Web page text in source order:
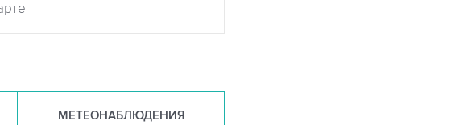
МЕТЕОНАБЛЮДЕНИЯ